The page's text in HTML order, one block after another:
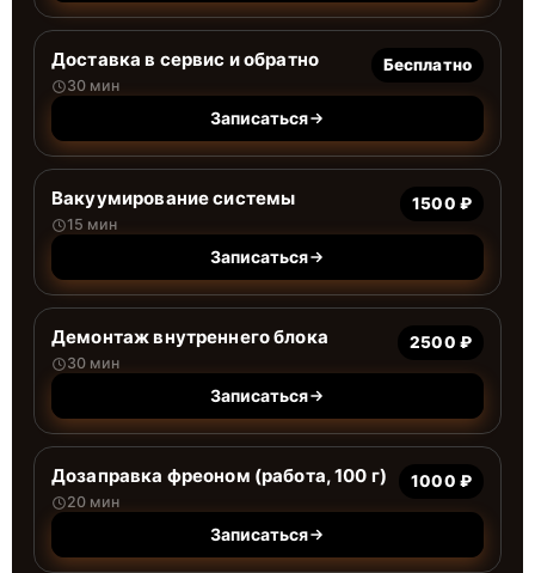
Доставка в сервис и обратно
30 мин
Бесплатно
Записаться
Вакуумирование системы
15 мин
1500 ₽
Записаться
Демонтаж внутреннего блока
30 мин
2500 ₽
Записаться
Дозаправка фреоном (работа, 100 г)
20 мин
1000 ₽
Записаться